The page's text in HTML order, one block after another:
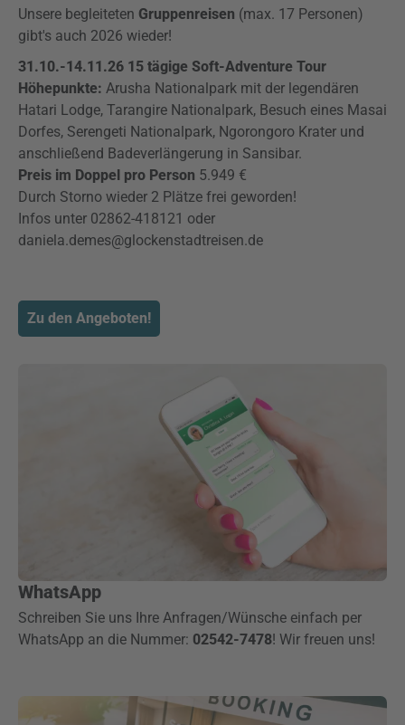
Unsere begleiteten Gruppenreisen (max. 17 Personen)
gibt's auch 2026 wieder!
31.10.-14.11.26 15 tägige Soft-Adventure Tour
Höhepunkte: Arusha Nationalpark mit der legendären
Hatari Lodge, Tarangire Nationalpark, Besuch eines Masai
Dorfes, Serengeti Nationalpark, Ngorongoro Krater und
anschließend Badeverlängerung in Sansibar.
Preis im Doppel pro Person 5.949 €
Durch Storno wieder 2 Plätze frei geworden!
Infos unter 02862-418121 oder
daniela.demes@glockenstadtreisen.de
Zu den Angeboten!
WhatsApp
Schreiben Sie uns Ihre Anfragen/Wünsche einfach per
WhatsApp an die Nummer: 02542-7478! Wir freuen uns!